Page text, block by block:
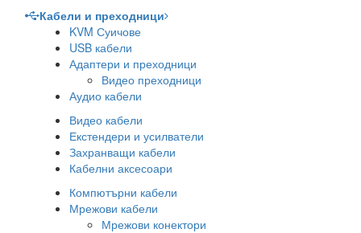
Кабели и преходници
KVM Суичове
USB кабели
Адаптери и преходници
Видео преходници
Аудио кабели
Видео кабели
Екстендери и усилватели
Захранващи кабели
Кабелни аксесоари
Компютърни кабели
Мрежови кабели
Мрежови конектори